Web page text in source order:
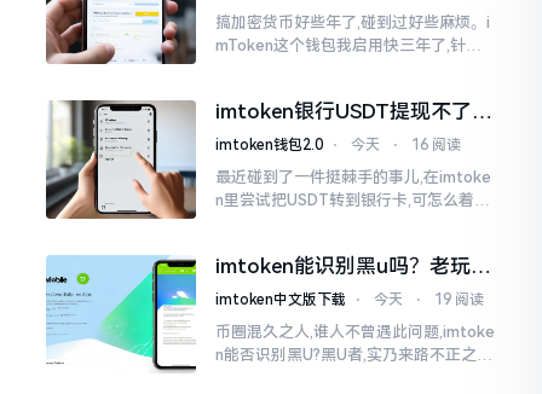
搞加密货币好些年了,碰到过好些麻烦。i
mToken这个钱包我启用快三年了,针对
我也疑惑过一阵子
imtoken银行USDT提现不了？
这几个法子能帮你搞定
imtoken钱包2.0 ⋅ 今天 ⋅ 16 阅读
最近碰到了一件挺棘手的事儿,在imtoke
n里尝试把USDT转到银行卡,可怎么着都
么时长
imtoken能识别黑u吗？老玩家
告诉你真相
imtoken中文版下载 ⋅ 今天 ⋅ 19 阅读
币圈混久之人,谁人不曾遇此问题,imtoke
n能否识别黑U?黑U者,实乃来路不正之钱